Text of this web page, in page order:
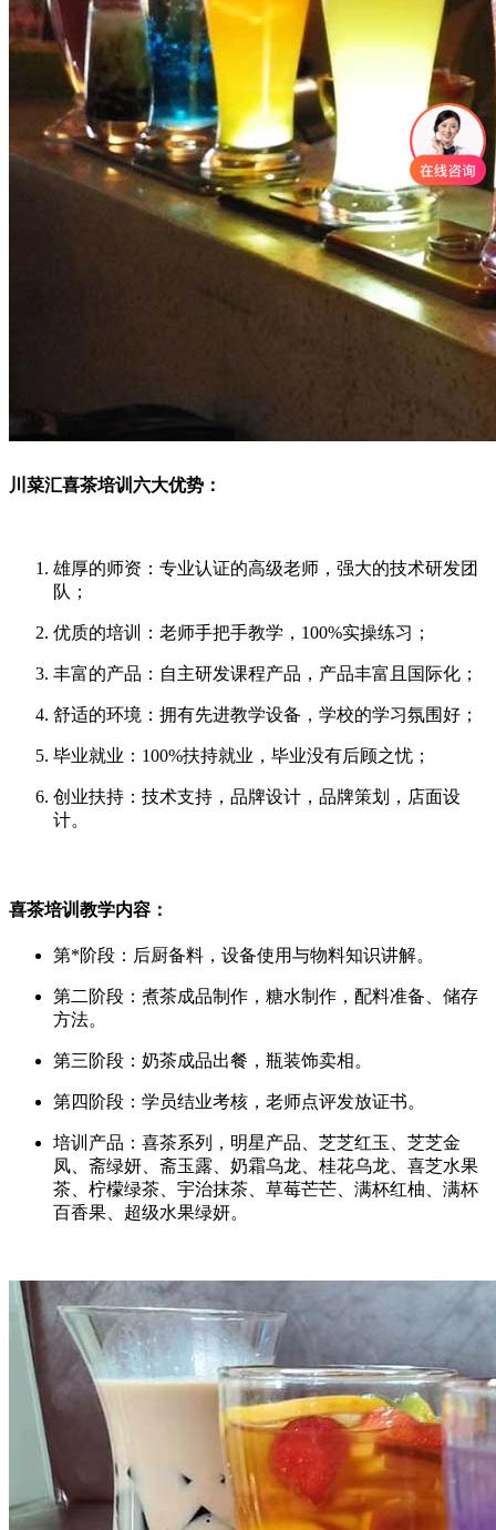
川菜汇喜茶培训六大优势：
雄厚的师资：专业认证的高级老师，强大的技术研发团
队；
优质的培训：老师手把手教学，100%实操练习；
丰富的产品：自主研发课程产品，产品丰富且国际化；
舒适的环境：拥有先进教学设备，学校的学习氛围好；
毕业就业：100%扶持就业，毕业没有后顾之忧；
创业扶持：技术支持，品牌设计，品牌策划，店面设
计。
喜茶培训教学内容：
第*阶段：后厨备料，设备使用与物料知识讲解。
第二阶段：煮茶成品制作，糖水制作，配料准备、储存
方法。
第三阶段：奶茶成品出餐，瓶装饰卖相。
第四阶段：学员结业考核，老师点评发放证书。
培训产品：喜茶系列，明星产品、芝芝红玉、芝芝金
凤、斋绿妍、斋玉露、奶霜乌龙、桂花乌龙、喜芝水果
茶、柠檬绿茶、宇治抹茶、草莓芒芒、满杯红柚、满杯
百香果、超级水果绿妍。